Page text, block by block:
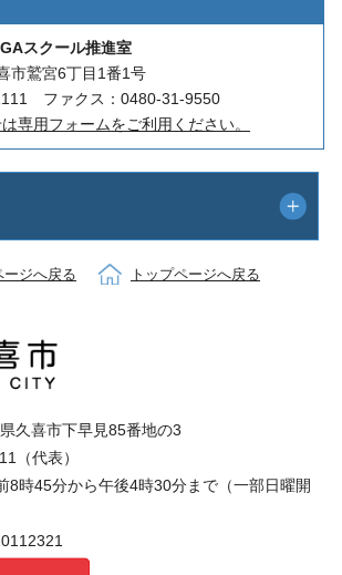
スクール推進室
鷲宮6丁目1番1号
ファクス：0480-31-9550
専用フォームをご利用ください。
ージへ戻る トップページへ戻る
久喜市下早見85番地の3
（代表）
8時45分から午後4時30分まで（一部日曜開